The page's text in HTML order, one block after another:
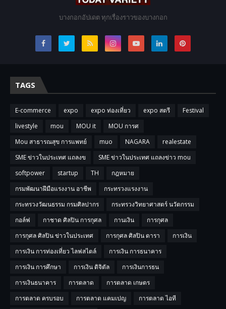
บางกอกอัปเดต ทุกเรื่องราวของบางกอก
TAGS
E-commerce expo expo ท่องเที่ยว expo สตรี
Festival
livestyle
mou MOU it
MOU การศ
Mou สาธารณสุข การแพทย์
muo NAGARA
realestate
SME ข่าวในประเทศ แถลงข
SME ข่าวในประเทศ แถลงข่าว mou
softpower
startup TH
กฎหมาย
กรมพัฒนาฝีมือแรงงาน อาชีพ
กระทรวงแรงงาน
กระทรวงวัฒนธรรม กรมศิลปากร
กระทรวงวิทยาศาสตร์ นวัตกรรม
กอล์ฟ
กาชาด ศิลปิน การกุศล กานเงิน
การกุศล
การกุศล ศิลปิน ข่าวในประเทศ
การกุศล ศิลปิน ดารา
การเงิน
การเงิน การท่องเที่ยว ไลฟสไตล์
การเงิน การธนาคาร
การเงิน การศึกษา
การเงิน ดิจิตัล
การเงินการธน
การเงินธนาคาร
การตลาด
การตลาด เกษตร
การตลาด ครบรอบ
การตลาด แคมเปญ
การตลาด ไอที